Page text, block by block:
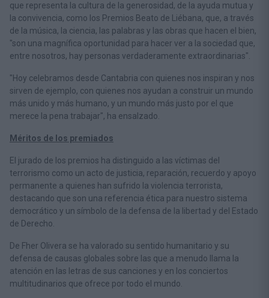
que representa la cultura de la generosidad, de la ayuda mutua y
la convivencia, como los Premios Beato de Liébana, que, a través
de la música, la ciencia, las palabras y las obras que hacen el bien,
"son una magnífica oportunidad para hacer ver a la sociedad que,
entre nosotros, hay personas verdaderamente extraordinarias".
"Hoy celebramos desde Cantabria con quienes nos inspiran y nos
sirven de ejemplo, con quienes nos ayudan a construir un mundo
más unido y más humano, y un mundo más justo por el que
merece la pena trabajar", ha ensalzado.
Méritos de los premiados
El jurado de los premios ha distinguido a las víctimas del
terrorismo como un acto de justicia, reparación, recuerdo y apoyo
permanente a quienes han sufrido la violencia terrorista,
destacando que son una referencia ética para nuestro sistema
democrático y un símbolo de la defensa de la libertad y del Estado
de Derecho.
De Fher Olivera se ha valorado su sentido humanitario y su
defensa de causas globales sobre las que a menudo llama la
atención en las letras de sus canciones y en los conciertos
multitudinarios que ofrece por todo el mundo.